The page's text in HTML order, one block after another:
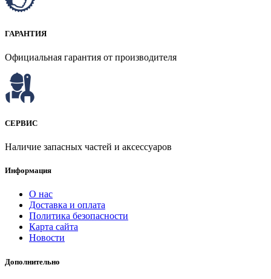
ГАРАНТИЯ
Официальная гарантия от производителя
СЕРВИС
Наличие запасных частей и аксессуаров
Информация
О нас
Доставка и оплата
Политика безопасности
Карта сайта
Новости
Дополнительно